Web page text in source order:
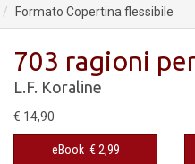
Formato Copertina flessibile
703 ragioni
L.F. Koraline
€ 14,90
eBook € 2,99